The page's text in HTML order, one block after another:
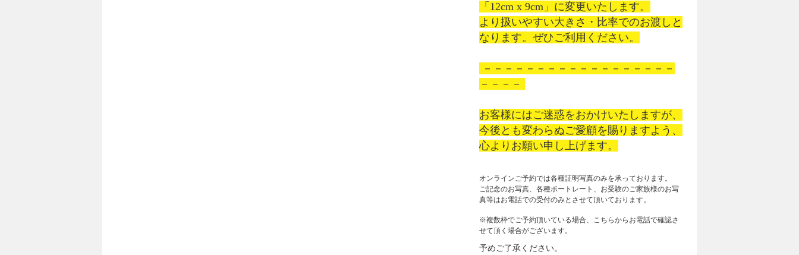
「12cm x 9cm」に変更いたします。
より扱いやすい大きさ・比率でのお渡しと
なります。ぜひご利用ください。
－－－－
お客様にはご迷惑をおかけいたしますが、
今後とも変わらぬご愛顧を賜りますよう、
心よりお願い申し上げます。
オンラインご予約では各種証明写真のみを承っております。
ご記念のお写真、各種ポートレート、お受験のご家族様のお写
真等はお電話での受付のみとさせて頂いております。
※複数枠でご予約頂いている場合、こちらからお電話で確認さ
せて頂く場合がございます。
予めご了承ください。